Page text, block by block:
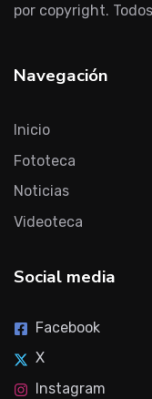
por copyright.
Navegación
Inicio
Fototeca
Noticias
Videoteca
Social media
Facebook
X
Instagram